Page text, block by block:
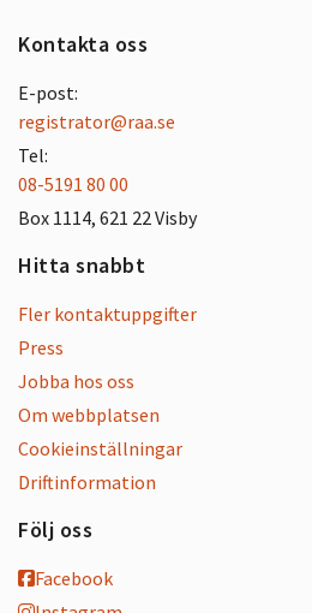
Kontakta oss
E-post:
registrator@raa.se
Tel:
08-5191 80 00
Box 1114, 621 22 Visby
Hitta snabbt
Fler kontaktuppgifter
Press
Jobba hos oss
Om webbplatsen
Cookieinställningar
Driftinformation
Följ oss
Facebook